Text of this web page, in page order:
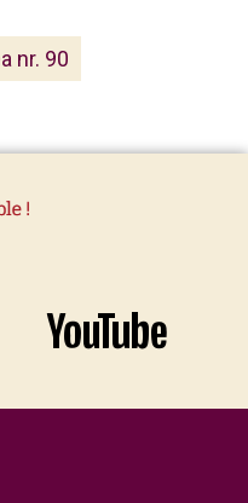
nr. 90